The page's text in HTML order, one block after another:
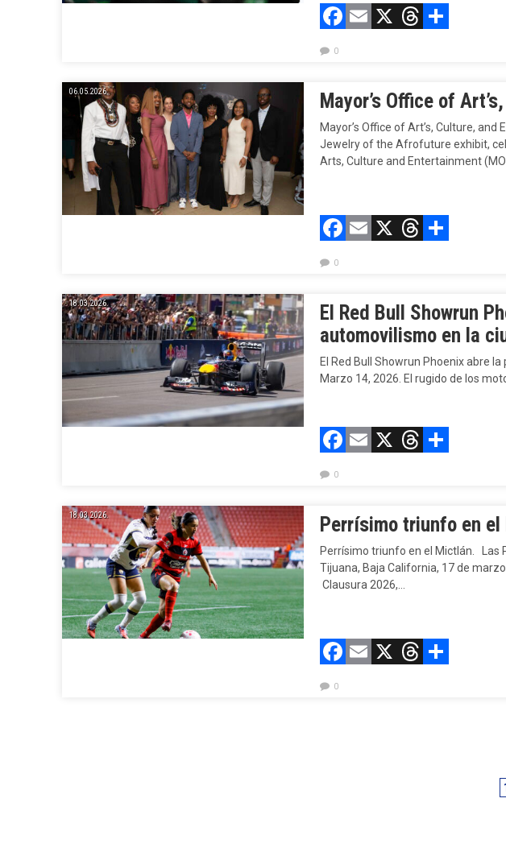
Facebook
Email
X Threads
0
06.05.2026. Mayor’s Office of
Mayor’s Office of Art’s, Culture,
Jewelry of the Afrofuture exhibit,
Arts, Culture and Entertainment
Facebook
Email
X Threads
0
18.03.2026.
El Red Bull Showrun
automovilismo en la
El Red Bull Showrun Phoenix abre
Marzo 14, 2026. El rugido de los
Facebook
Email
X Threads
0
18.03.2026. Perrísimo triunfo en
Perrísimo triunfo en el Mictlán. Las
Tijuana, Baja California, 17 de
Clausura 2026,…
Facebook
Email
X Threads
0